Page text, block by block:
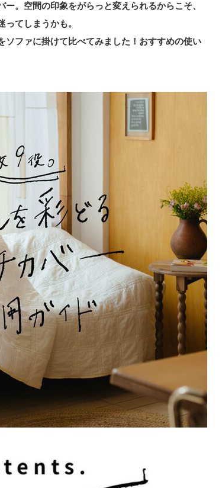
。空間の印象をがらっと変えられるからこそ、
ってしまうかも。
ソファに掛けて比べてみました！おすすめの使い